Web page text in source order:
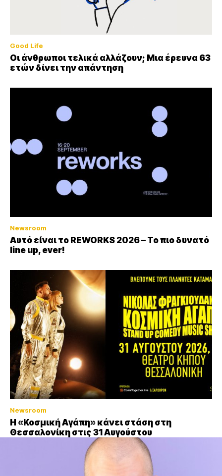
Good Life
Οι άνθρωποι τελικά αλλάζουν; Μια έρευνα 63
ετών δίνει την απάντηση
Newsroom
Αυτό είναι το REWORKS 2026 – Το πιο δυνατό
line up, ever!
Newsroom
Η «Κοσμική Αγάπη» κάνει στάση στη
Θεσσαλονίκη στις 31 Αυγούστου